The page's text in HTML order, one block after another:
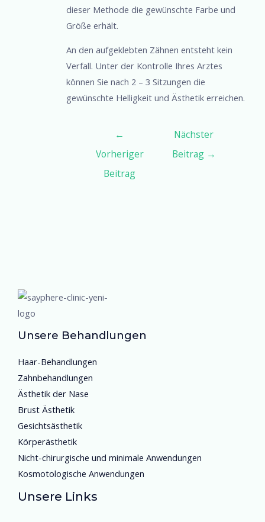
dieser Methode die gewünschte Farbe und
Größe erhält.
An den aufgeklebten Zähnen entsteht kein
Verfall. Unter der Kontrolle Ihres Arztes
können Sie nach 2 – 3 Sitzungen die
gewünschte Helligkeit und Ästhetik erreichen.
←
Vorheriger
Beitrag
Nächster
Beitrag →
Unsere Behandlungen
Haar-Behandlungen
Zahnbehandlungen
Ästhetik der Nase
Brust Ästhetik
Gesichtsästhetik
Körperästhetik
Nicht-chirurgische und minimale Anwendungen
Kosmotologische Anwendungen
Unsere Links